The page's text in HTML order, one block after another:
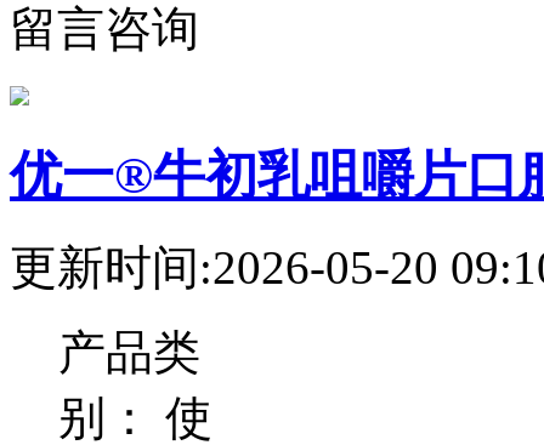
留言咨询
优一®牛初乳咀嚼片口
更新时间:2026-05-20
产品类
别： 使